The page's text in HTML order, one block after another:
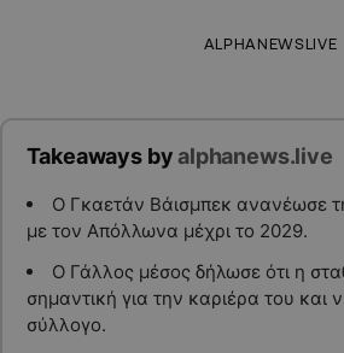
ALPHANEWSLIVE
Takeaways byalphanews.live
Ο Γκαετάν Βάισμπεκ ανανέωσε
με τον Απόλλωνα μέχρι το 2029.
Ο Γάλλος μέσος δήλωσε ότι η
σημαντική για την καριέρα του και
σύλλογο.